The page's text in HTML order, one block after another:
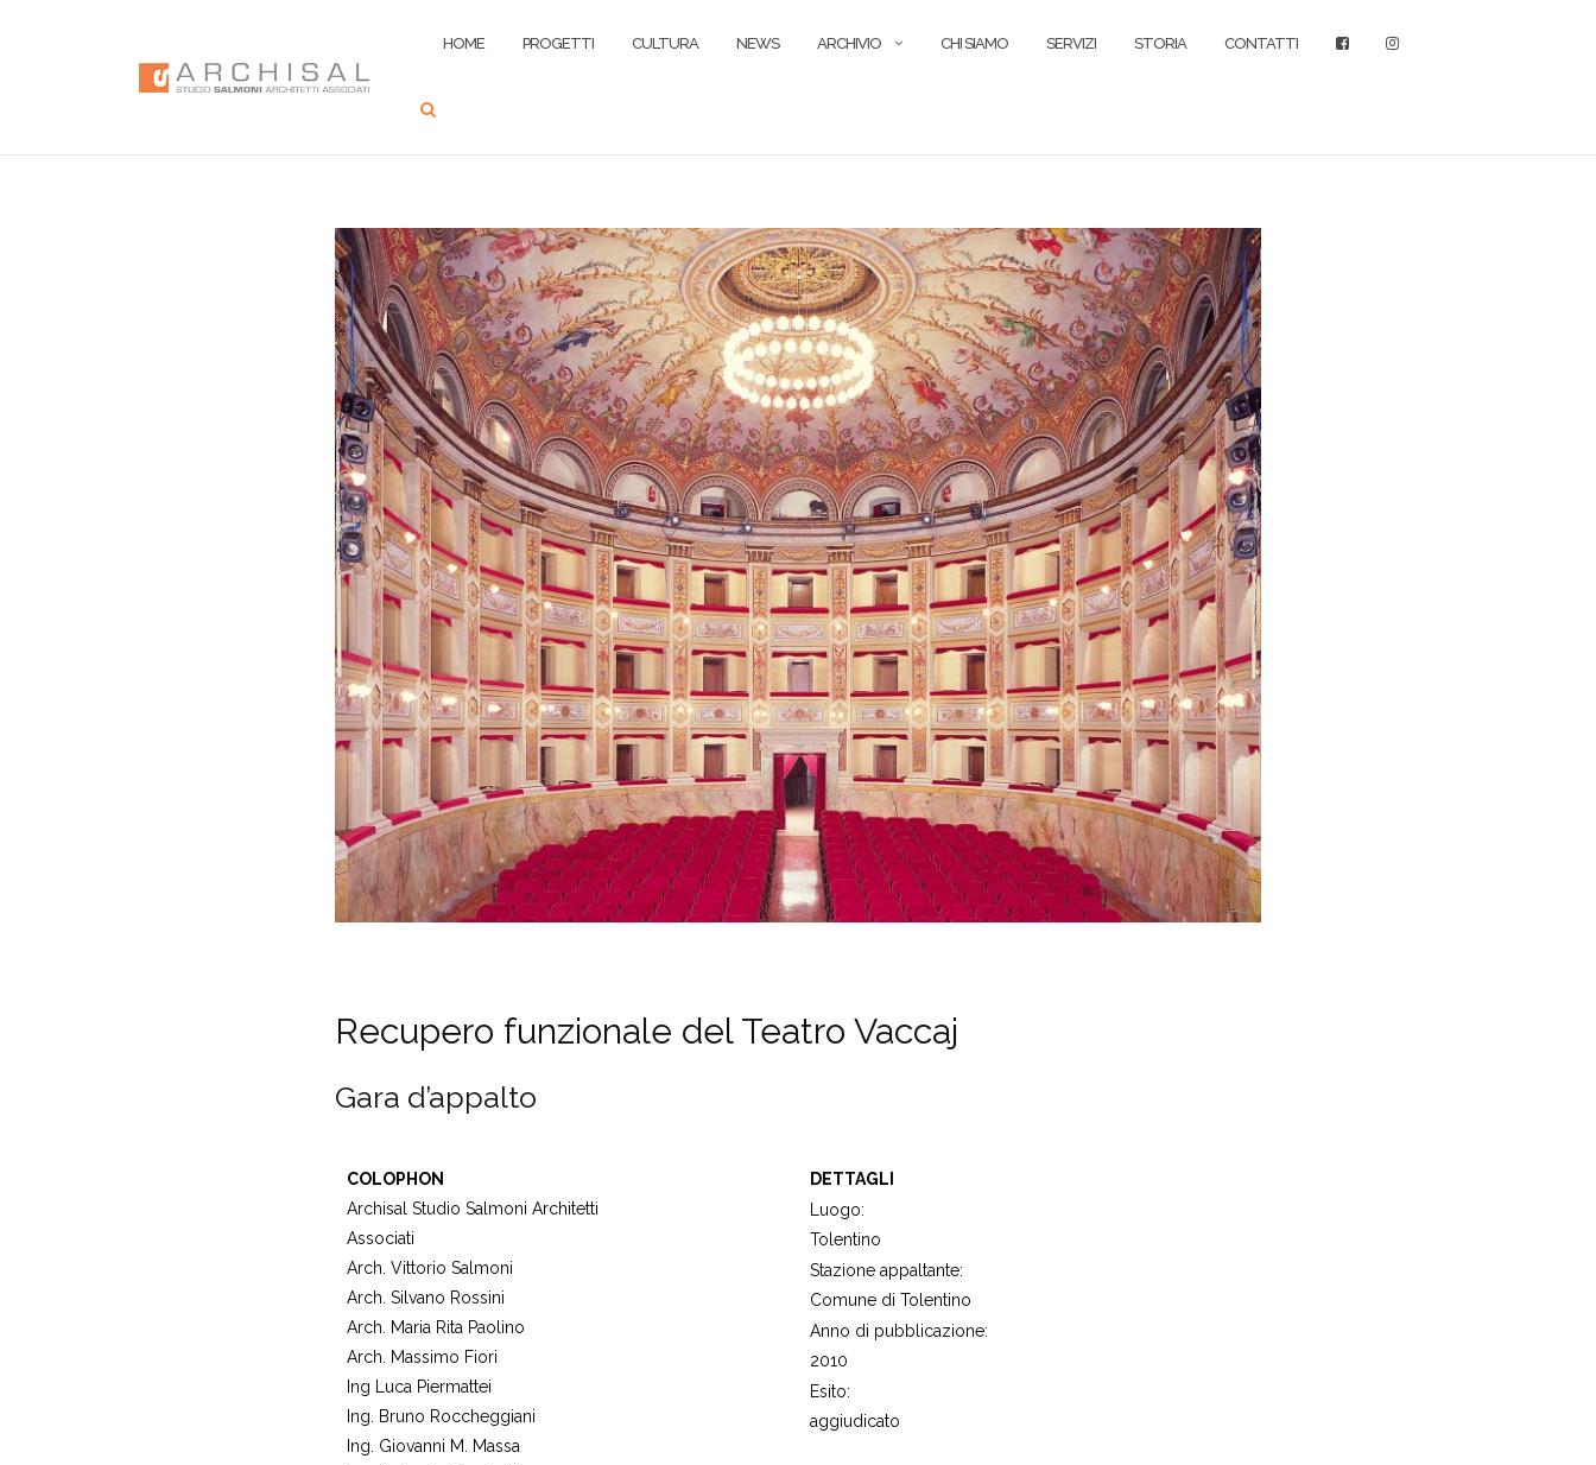
HOME PROGETTI CULTURA NEWS ARCHIVIO CHI SIAMO SERVIZI STORIA CONTATTI
Recupero funzionale del Teatro Vaccaj
Gara d’appalto
COLOPHON
Archisal Studio Salmoni Architetti
Associati
Arch. Vittorio Salmoni
Arch. Silvano Rossini
Arch. Maria Rita Paolino
Arch. Massimo Fiori
Ing Luca Piermattei
Ing. Bruno Roccheggiani
Ing. Giovanni M. Massa
DETTAGLI
Luogo:
Tolentino
Stazione appaltante:
Comune di Tolentino
Anno di pubblicazione:
2010
Esito:
aggiudicato